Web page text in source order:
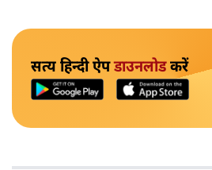
सत्य हिन्दी ऐपडाउनलोडकरें